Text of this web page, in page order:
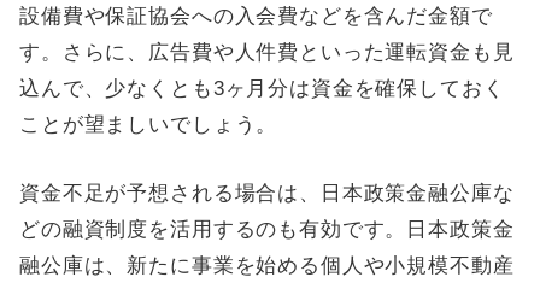
設備費や保証協会への入会費などを含んだ金額で
す。さらに、広告費や人件費といった運転資金も見
込んで、少なくとも3ヶ月分は資金を確保しておく
ことが望ましいでしょう。
資金不足が予想される場合は、日本政策金融公庫な
どの融資制度を活用するのも有効です。日本政策金
融公庫は、新たに事業を始める個人や小規模不動産